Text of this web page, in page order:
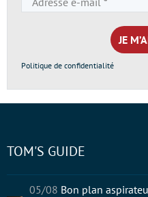
Politique de confidentialité
TOM'S GUIDE
05/08 Bon plan